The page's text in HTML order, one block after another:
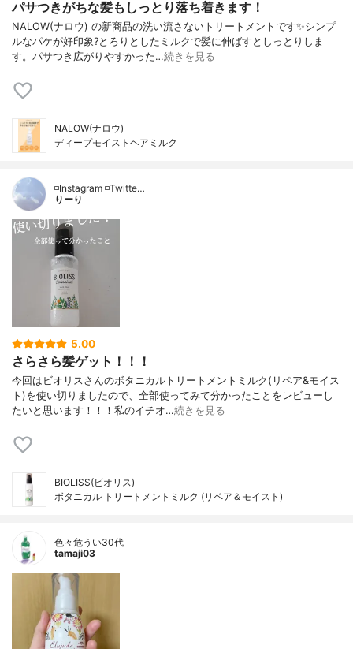
パサつきがちな髪もしっとり落ち着きます！
NALOW(ナロウ) の新商品の洗い流さないトリートメントです✨シンプ
ルなパケが好印象?とろりとしたミルクで髪に伸ばすとしっとりしま
す。パサつき広がりやすかった…続きを見る
NALOW(ナロウ)
ディープモイストヘアミルク
◽️Instagram ◽️Twitte…
りーり
5.00
さらさら髪ゲット！！！
今回はビオリスさんのボタニカルトリートメントミルク(リペア&モイス
ト)を使い切りましたので、全部使ってみて分かったことをレビューし
たいと思います！！！私のイチオ…続きを見る
BIOLISS(ビオリス)
ボタニカル トリートメントミルク (リペア＆モイスト)
色々危うい30代
tamaji03